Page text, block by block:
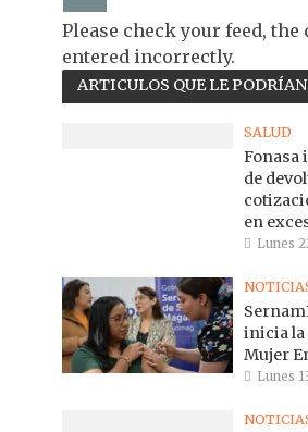
Please check your feed, the
entered incorrectly.
ARTICULOS QUE LE
SALUD
Fonasa
de
en
Lunes
inicia la
Mujer
Lunes